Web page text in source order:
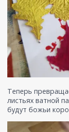
Теперь
листьях ватной
будут божьи